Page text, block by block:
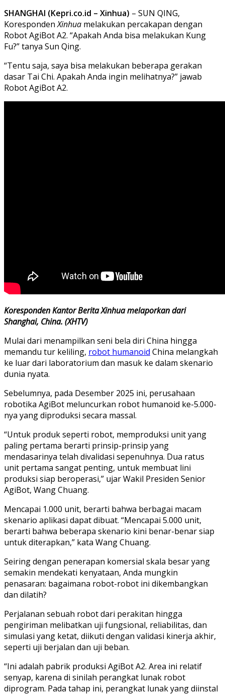
SHANGHAI (Kepri.co.id – Xinhua) – SUN QING,
KorespondenXinhua melakukan percakapan dengan
Robot AgiBot A2. “Apakah Anda bisa melakukan Kung
Fu?” tanya Sun Qing.
“Tentu saja, saya bisa melakukan beberapa gerakan
dasar Tai Chi. Apakah Anda ingin melihatnya?” jawab
Robot AgiBot A2.
Koresponden Kantor Berita Xinhua melaporkan dari
Shanghai, China. (XHTV)
Mulai dari menampilkan seni bela diri China hingga
memandu tur keliling, robot humanoid China melangkah
ke luar dari laboratorium dan masuk ke dalam skenario
dunia nyata.
Sebelumnya, pada Desember 2025 ini, perusahaan
robotika AgiBot meluncurkan robot humanoid ke-5.000-
nya yang diproduksi secara massal.
“Untuk produk seperti robot, memproduksi unit yang
paling pertama berarti prinsip-prinsip yang
mendasarinya telah divalidasi sepenuhnya. Dua ratus
unit pertama sangat penting, untuk membuat lini
produksi siap beroperasi,” ujar Wakil Presiden Senior
AgiBot, Wang Chuang.
Mencapai 1.000 unit, berarti bahwa berbagai macam
skenario aplikasi dapat dibuat. “Mencapai 5.000 unit,
berarti bahwa beberapa skenario kini benar-benar siap
untuk diterapkan,” kata Wang Chuang.
Seiring dengan penerapan komersial skala besar yang
semakin mendekati kenyataan, Anda mungkin
penasaran: bagaimana robot-robot ini dikembangkan
dan dilatih?
Perjalanan sebuah robot dari perakitan hingga
pengiriman melibatkan uji fungsional, reliabilitas, dan
simulasi yang ketat, diikuti dengan validasi kinerja akhir,
seperti uji berjalan dan uji beban.
“Ini adalah pabrik produksi AgiBot A2. Area ini relatif
senyap, karena di sinilah perangkat lunak robot
diprogram. Pada tahap ini, perangkat lunak yang diinstal